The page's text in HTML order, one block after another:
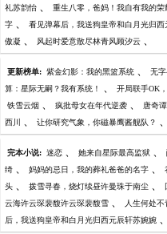
礼苏韵怡 、 重生八零，爸妈！我自有我的荣
字 、 看见弹幕后，我送狗皇帝和白月光归西
傲凝 、 风起时爱意散尽林青风顾汐云 、
更新榜单: 紫金幻影：我的黑篮系统 、 无字
算：星际无嗣？我有系统！ 、 开局联手OK
铁雪云烟 、 疯批母女在年代逆袭 、 唐奇谭
西川 、 让你研究气象，你磁暴鹰酱舰队？ 、
完本小说: 迷恋 、 她来自星际最高监狱 、
绮 、 妈妈的忌日，我的葬礼爸爸的名字 、
头 、 拨雪寻春，烧灯续昼许曼珠于南尘 、
云海许云琛裴馥许云琛裴馥雪 、 人生何处不
后，我送狗皇帝和白月光归西元辰轩苏婉婉 、